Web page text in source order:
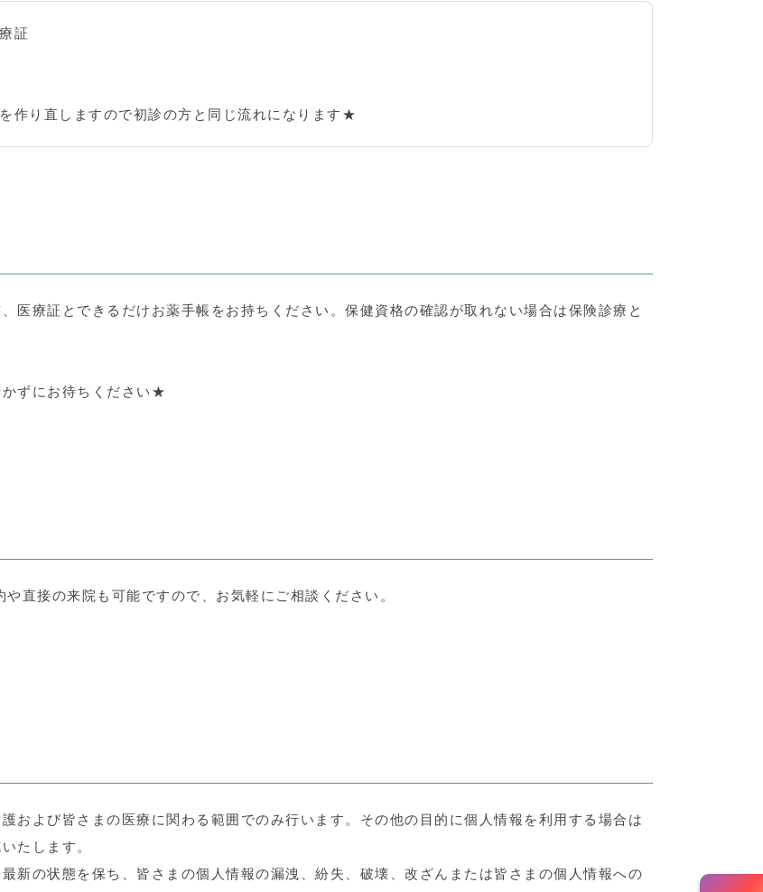
証
作り直しますので初診の方と同じ流れになります★
医療証とできるだけお薬手帳をお持ちください。保健資格の確認が取れない場合は保険診療と
ずにお待ちください★
直接の来院も可能ですので、お気軽にご相談ください。
および皆さまの医療に関わる範囲でのみ行います。その他の目的に個人情報を利用する場合は
たします。
新の状態を保ち、皆さまの個人情報の漏洩、紛失、破壊、改ざんまたは皆さまの個人情報への